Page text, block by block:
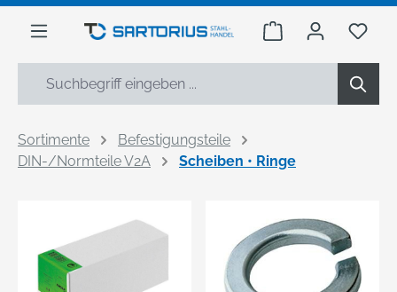
springen
Warenkorb Du
Sortimente
Befestigungsteile
DIN-/Normteile V2A
Scheiben • Ringe